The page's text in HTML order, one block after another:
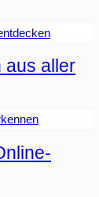
aus aller